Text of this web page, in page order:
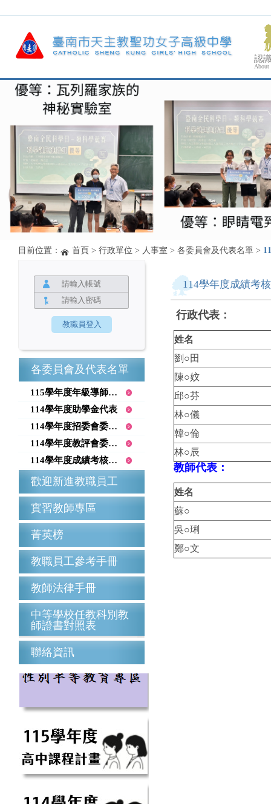
認
About
目前位置： 首頁 > 行政單位 > 人事室 > 各委員會及代表名單 >
各委員會及代表名單
115學年度年級導師召集人
114學年度助學金代表
114學年度招委會委員名單
114學年度教評會委員名單
114學年度成績考核委員會
歡迎新進教職員工
實習教師專區
菁英榜
教職員工參考手冊
教師法律手冊
中等學校任教科別教
師證書對照表
聯絡資訊
114學年度成績考
行政代表：
姓名
劉○田
陳○妏
邱○芬
林○儀
韓○倫
林○辰
教師代表：
姓名
蘇○
吳○琍
鄭○文